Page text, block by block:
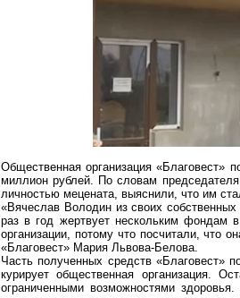
Общественная организация «Благовест»
миллион рублей. По словам
личностью мецената, выяснили, что им
«Вячеслав Володин из своих
раз в год жертвует нескольким фондам
организации, потому что посчитали, что
«Благовест» Мария Львова-Белова.
Часть полученных средств «Благовест»
курирует общественная организация.
ограниченными возможностями